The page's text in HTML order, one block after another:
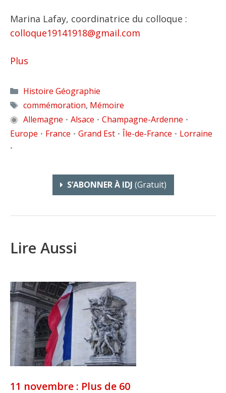
Marina Lafay, coordinatrice du colloque :
colloque19141918@gmail.com
Plus
Catégories
Histoire Géographie
Étiquettes
commémoration, Mémoire
◉ Allemagne • Alsace • Champagne-Ardenne •
Europe • France • Grand Est • Île-de-France • Lorraine
•
S’ABONNER À IDJ (gratuit)
Lire Aussi
11 novembre : Plus de 60